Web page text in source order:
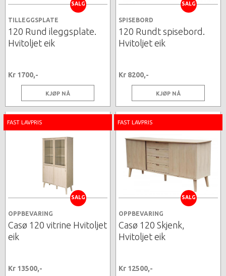
SALG
TILLEGGSPLATE
120 Rund ileggsplate.
Hvitoljet eik
Kr 1700,-
KJØP NÅ
SALG
SPISEBORD
120 Rundt spisebord.
Hvitoljet eik
Kr 8200,-
KJØP NÅ
FAST LAVPRIS
SALG
OPPBEVARING
Casø 120 vitrine Hvitoljet
eik
Kr 13500,-
FAST LAVPRIS
SALG
OPPBEVARING
Casø 120 Skjenk,
Hvitoljet eik
Kr 12500,-